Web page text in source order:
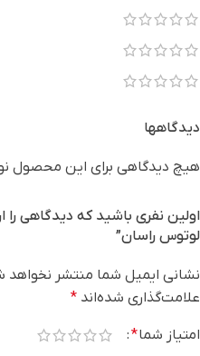
دیدگاهها
هیچ دیدگاهی برای این محصول
اولین نفری باشید که دیدگاهی
لوتوس راسان”
نشانی ایمیل شما منتشر نخواهد
علامت‌گذاری شده‌اند *
امتیاز شما*